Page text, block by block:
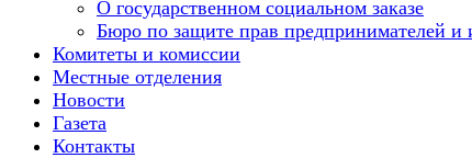
О государственном социальном заказе
Бюро по защите прав предпринимателей и
Комитеты и комиссии
Местные отделения
Новости
Газета
Контакты